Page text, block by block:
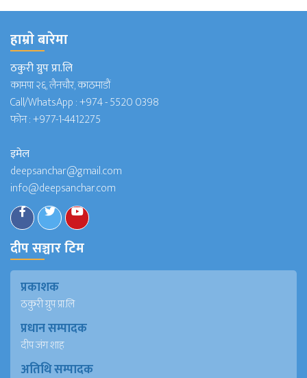
हाम्राे बारेमा
ठकुरी ग्रुप प्रा.लि
कामपा २६, लैनचौर, काठमाडौं
Call/WhatsApp :+974 - 5520 0398
फोन :+977-1-4412275
इमेल
deepsanchar@gmail.com
info@deepsanchar.com
दीप सञ्चार टिम
प्रकाशक
ठकुरी ग्रुप प्रा.लि
प्रधान सम्पादक
दीप जंग शाह
अतिथि सम्पादक